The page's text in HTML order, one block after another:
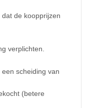
de koopprijzen
verplichten.
scheiding van
(betere